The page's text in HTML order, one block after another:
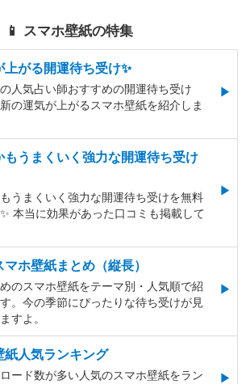
📱 スマホ壁紙の特集
上がる開運待ち受け✨
人気占い師おすすめの開運待ち受け
の運気が上がるスマホ壁紙を紹介しま
もうまくいく強力な開運待ち受け
うまくいく強力な開運待ち受けを無料
本当に効果があった口コミも掲載して
マホ壁紙まとめ（縦長）
のスマホ壁紙をテーマ別・人気順で紹
。今の季節にぴったりな待ち受けが見
すよ。
紙人気ランキング
ード数が多い人気のスマホ壁紙をラン